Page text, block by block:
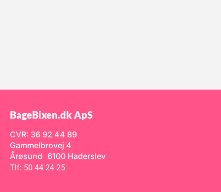
BageBixen.dk ApS
CVR: 36 92 44 89
Gammelbrovej 4
Årøsund 6100 Haderslev
Tlf: 50 44 24 25